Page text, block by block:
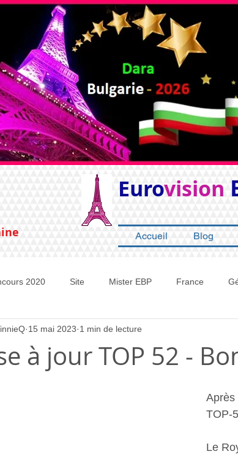
Eurovision
Accueil Blog
2020 Site Mister EBP France
Concours 2022 Concours 2023
à jour TOP 52 -
15 mai 2023 1 min de lecture
Après
TOP-
Le